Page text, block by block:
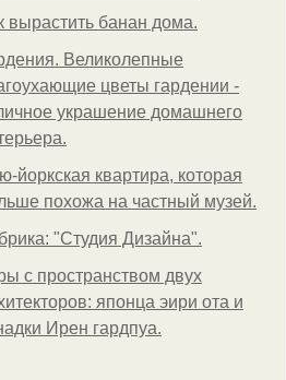
вырастить банан дома.
Великолепные
цветы гардении -
украшение домашнего
йоркская квартира, которая
похожа на частный музей.
"Студия Дизайна".
с пространством двух
японца эири ота и
Ирен гардпуа.